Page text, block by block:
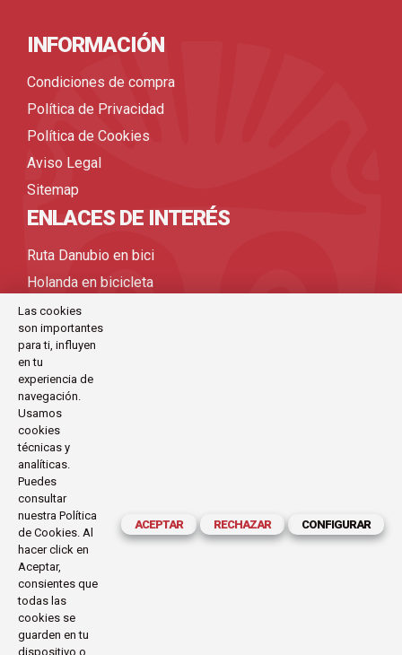
INFORMACIÓN
Condiciones de compra
Política de Privacidad
Política de Cookies
Aviso Legal
Sitemap
ENLACES DE INTERÉS
Ruta Danubio en bici
Holanda en bicicleta
Viajes bicicleta organizados
Viajes en bicicleta por Europa
Viajes en bicicleta
Viajes en bici
CONTACTO
C/Antoni Maria Claret, 111-113 (Barcelona)
exode@exode.es
934 561 885
Horario:
Lunes a Viernes
09.30-14.00 | 16.00-19.30
Las cookies
son importantes
para ti, influyen
en tu
experiencia de
navegación.
Usamos
cookies
técnicas y
analíticas.
Puedes
consultar
nuestra Política
de Cookies. Al
hacer click en
Aceptar,
consientes que
todas las
cookies se
guarden en tu
dispositivo o
ACEPTAR RECHAZAR CONFIGURAR